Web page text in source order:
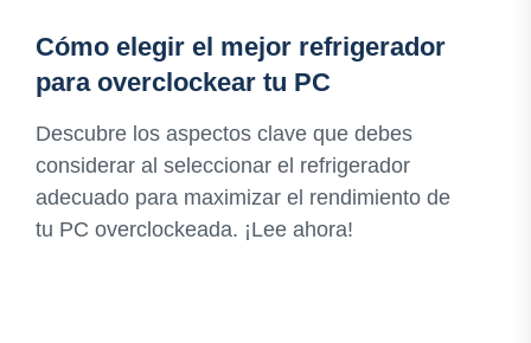
Cómo elegir el mejor refrigerador
para overclockear tu PC
Descubre los aspectos clave que debes
considerar al seleccionar el refrigerador
adecuado para maximizar el rendimiento de
tu PC overclockeada. ¡Lee ahora!